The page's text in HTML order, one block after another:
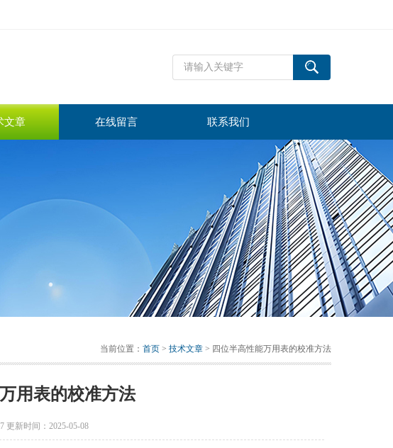
文章 在线留言 联系我们
当前位置： 首页 > 技术文章 > 四位半高性能万用表的校准方法
用表的校准方法
更新时间：2025-05-08